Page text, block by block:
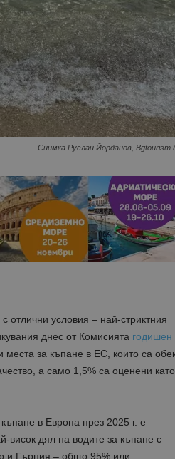
Снимка Руслан Йорданов,
отлични условия – най-стриктния
днес от Комисията годишен
места за къпане в ЕС, които са
а само 1,5% са оценени като
в Европа през 2025 г. е
висок дял на водите за къпане с
и Гърция – общо 95% или